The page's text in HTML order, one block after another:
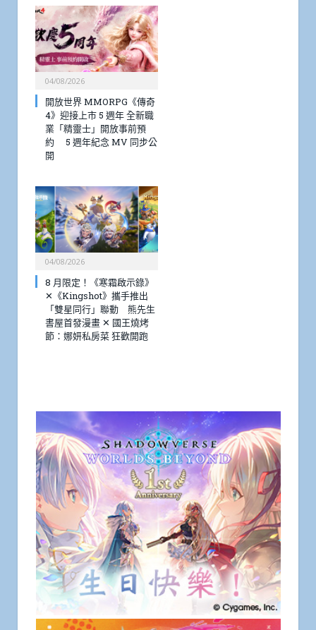
04/08/2026
開放世界 MMORPG《傳奇
4》迎接上市 5 週年 全新職
業「精靈士」開放事前預
約 5 週年紀念 MV 同步公
開
04/08/2026
8 月限定！《寒霜啟示錄》
✕《Kingshot》攜手推出
「雙星同行」聯動 熊先生
書屋首發漫畫 ✕ 國王燒烤
節：娜妍私房菜 狂歡開跑